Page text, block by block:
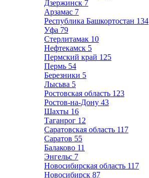
Дзержинск 7
Арзамас 7
Республика Башкортостан 134
Уфа 79
Стерлитамак 10
Нефтекамск 5
Пермский край 125
Пермь 54
Березники 5
Лысьва 5
Ростовская область 123
Ростов-на-Дону 43
Шахты 16
Таганрог 12
Саратовская область 117
Саратов 55
Балаково 11
Энгельс 7
Новосибирская область 117
Новосибирск 87